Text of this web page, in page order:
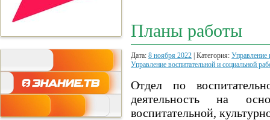
Планы работы
Дата: 8 ноября 2022 | Категория: Управление
Управление воспитательной и социальной
Отдел по
деятельность на
воспитательной,